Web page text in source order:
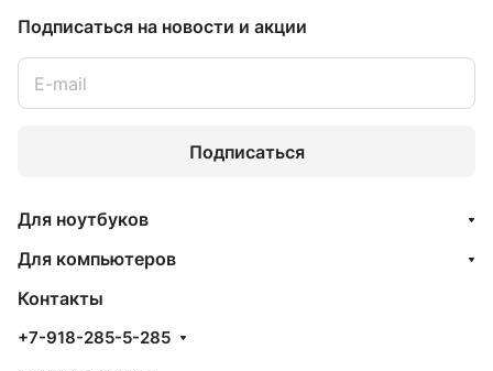
Подписаться на новости и акции
Подписаться
Для ноутбуков
Для компьютеров
Контакты
+7-918-285-5-285